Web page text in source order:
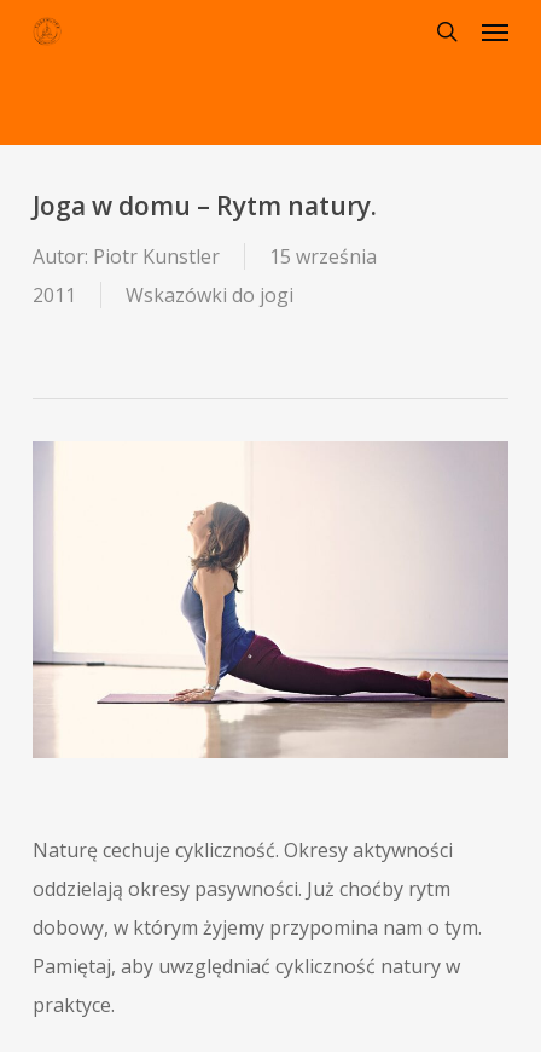
Skip
Menu
Joga w domu – Rytm natury.
Autor: Piotr Kunstler
15 września
2011
Wskazówki do jogi
Naturę cechuje cykliczność. Okresy aktywności
oddzielają okresy pasywności. Już choćby rytm
dobowy, w którym żyjemy przypomina nam o tym.
Pamiętaj, aby uwzględniać cykliczność natury w
praktyce.